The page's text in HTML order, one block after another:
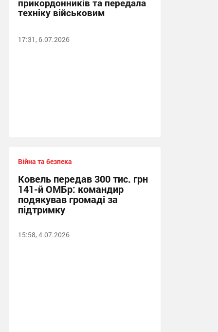
прикордонників та передала
техніку військовим
17:31, 6.07.2026
Війна та безпека
Ковель передав 300 тис. грн
141-й ОМБр: командир
подякував громаді за
підтримку
15:58, 4.07.2026